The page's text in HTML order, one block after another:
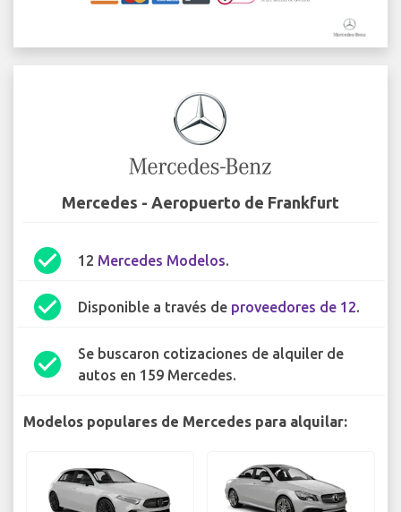
Mercedes - Aeropuerto de Frankfurt
check_circle 12 Mercedes Modelos.
check_circle Disponible a través de proveedores de 12.
check_circle
Se buscaron cotizaciones de alquiler de
autos en 159 Mercedes.
Modelos populares de Mercedes para alquilar: